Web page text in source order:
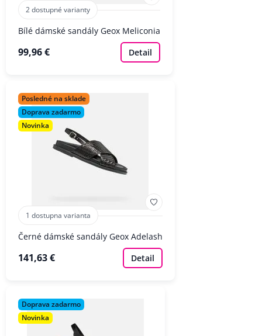
2 dostupné varianty
Bílé dámské sandály Geox Meliconia
99,96 € Detail
Posledné na sklade
Doprava zadarmo
Novinka
1 dostupna varianta
Černé dámské sandály Geox Adelash
141,63 € Detail
Doprava zadarmo
Novinka